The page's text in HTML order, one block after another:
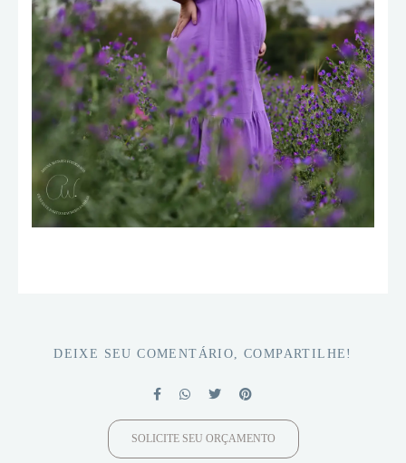
DEIXE SEU COMENTÁRIO, COMPARTILHE!
SOLICITE SEU ORÇAMENTO